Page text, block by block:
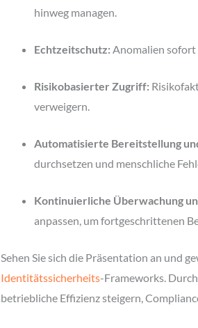
hinweg managen.
Echtzeitschutz: Anomalien sofort
Risikobasierter Zugriff:
verweigern.
Automatisierte Bereitstellung
durchsetzen und menschliche
Kontinuierliche Überwachung
anpassen, um fortgeschrittenen
Sehen Sie sich die Präsentation an und
Identitätssicherheits-Frameworks.
betriebliche Effizienz steigern,